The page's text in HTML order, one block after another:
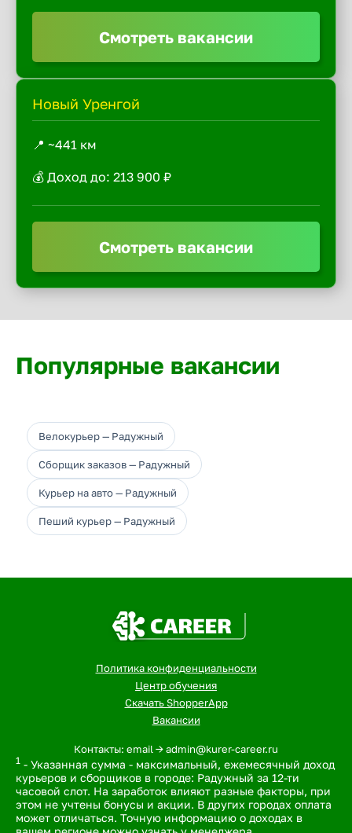
Смотреть вакансии
Новый Уренгой
📍 ~441 км
💰 Доход до: 213 900 ₽
Смотреть вакансии
Популярные вакансии
Велокурьер — Радужный
Сборщик заказов — Радужный
Курьер на авто — Радужный
Пеший курьер — Радужный
Политика конфиденциальности
Центр обучения
Скачать ShopperApp
Вакансии
Контакты: email -> admin@kurer-career.ru
1 - Указанная сумма - максимальный, ежемесячный доход
курьеров и сборщиков в городе: Радужный за 12-ти
часовой слот. На заработок влияют разные факторы, при
этом не учтены бонусы и акции. В других городах оплата
может отличаться. Точную информацию о доходах в